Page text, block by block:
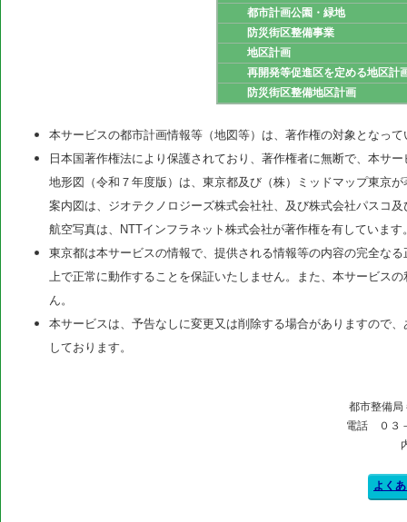
都市計画公園・緑地
防災街区整備事業
地区計画
再開発等促進区を定める地区計
防災街区整備地区計画
本サービスの都市計画情報等（地図等）は、著作権の対象となって
日本国著作権法により保護されており、著作権者に無断で、本サ
地形図（令和７年度版）は、東京都及び（株）ミッドマップ東京
案内図は、ジオテクノロジーズ株式会社社、及び株式会社パスコ
航空写真は、NTTインフラネット株式会社が著作権を有しています
東京都は本サービスの情報で、提供される情報等の内容の完全な
上で正常に動作することを保証いたしません。また、本サービス
ん。
本サービスは、予告なしに変更又は削除する場合がありますので
しております。
都市整備局
電話 ０３
よく